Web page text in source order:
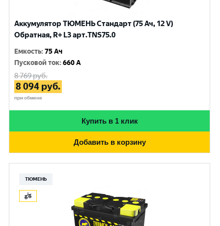
Аккумулятор ТЮМЕНЬ Стандарт (75 Ач, 12 V)
Обратная, R+ L3 арт.TNS75.0
Емкость:75 Ач
Пусковой ток:660 A
8 769руб.
8 094 руб.
при обмене
Купить в 1 клик
Добавить в корзину
ТЮМЕНЬ